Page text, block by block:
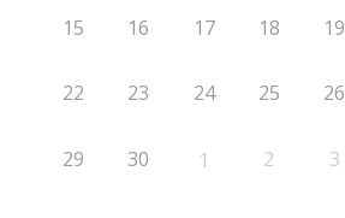
15 16 17 18 19
22 23 24 25 26
29 30 1 2 3